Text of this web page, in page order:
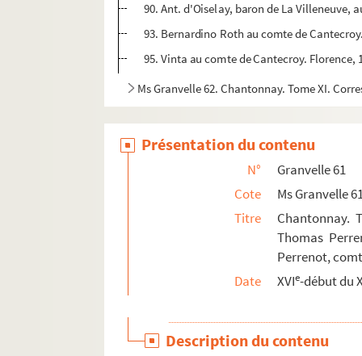
90. Ant. d'Oiselay, baron de La Villeneuve,
93. Bernardino Roth au comte de
95. Vinta au comte de Cantecroy. Florence,
Ms Granvelle 62. Chantonnay. Tome XI.
Présentation du contenu
N°
Granvelle 61
Cote
Ms Granvelle
Titre
Chantonnay.
Thomas
Perrenot,
Date
XVIe-début du
Description du contenu